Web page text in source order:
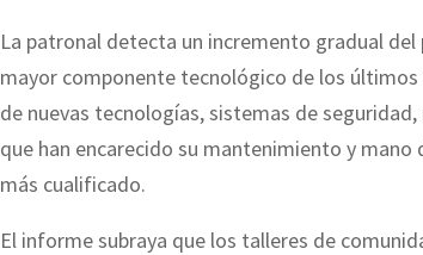
La patronal detecta un incremento gradual
mayor componente tecnológico de los
de nuevas tecnologías, sistemas de
que han encarecido su mantenimiento y
más cualificado.
El informe subraya que los talleres de